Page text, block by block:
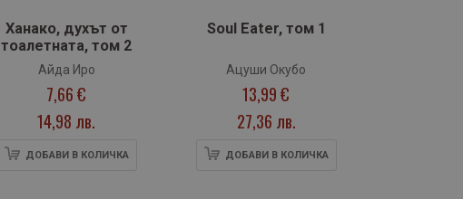
Ханако, духът от
тоалетната, том 2
Айда Иро
7,66 €
14,98 лв.
ДОБАВИ В КОЛИЧКА
Soul Eater, том 1
Ацуши Окубо
13,99 €
27,36 лв.
ДОБАВИ В КОЛИЧКА